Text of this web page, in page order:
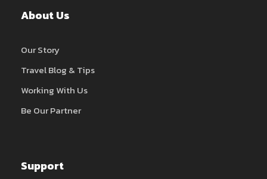
About Us
Our Story
Travel Blog & Tips
Working With Us
Be Our Partner
Support